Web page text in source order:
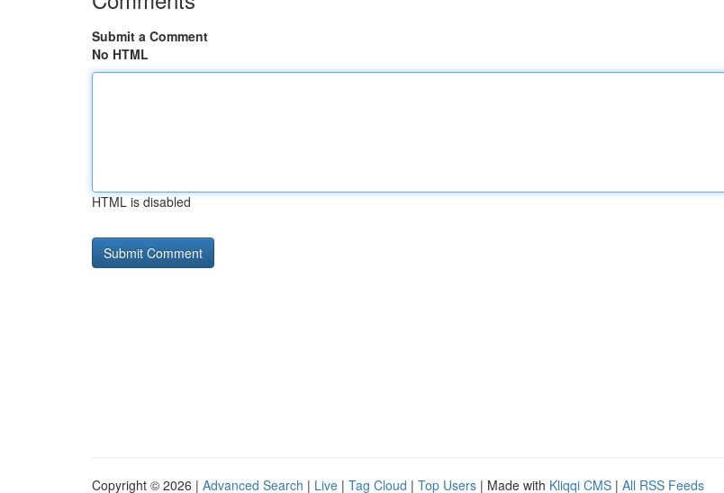
Submit a Comment
No HTML
HTML is disabled
Copyright © 2026 | Advanced Search | Live | Tag Cloud | Top Users | Made with Kliqqi CMS | All RSS Feeds